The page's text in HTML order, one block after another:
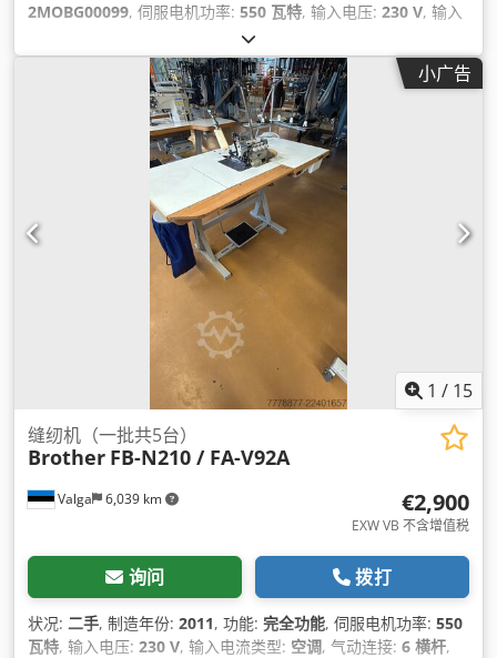
2MOBG00099, 伺服电机功率: 550 瓦特, 输入电压: 230 V, 输入
6 横杆, 压缩空气连接:
小广告
1 / 15
Valga 6,039 km
缝纫机（一批共5台）
Brother FB-N210 / FA-V92A
€2,900
EXW VB 不含增值税
询问 拨打
状况: 二手, 制造年份: 2011, 功能: 完全功能, 伺服电机功率: 550
瓦特, 输入电压: 230 V, 输入电流类型: 空调, 气动连接: 6 横杆,